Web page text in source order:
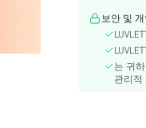
스타일:
세트 수:
보안 및
는 귀
관리적